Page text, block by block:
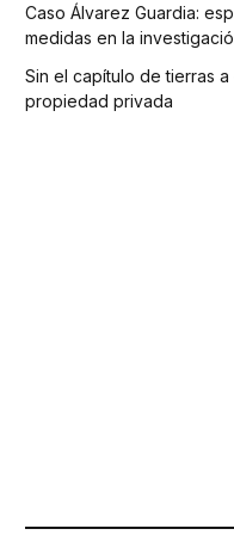
Caso Álvarez Guardia:
medidas en la
Sin el capítulo de tierras
propiedad privada